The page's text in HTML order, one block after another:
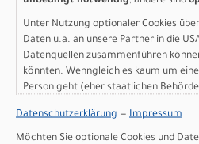
Modelljahr 2026
Jetzt anfragen & Probe
verfügbar!
Art.Nr. 4256370001004
Größe: XS
Farbe: black
Grossartikel)
Unter Nutzung optionaler Cookies
Daten u.a. an unsere Partner in die
Datenquellen zusammenführen
könnten. Wenngleich es kaum um
Person geht (eher staatlichen
sind wie bei uns in der Europäischen
Datenschutzerklärung — Impressum
Möchten Sie optionale Cookies und